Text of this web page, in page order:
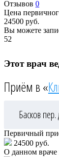
Отзывов 0
Цена
24500 руб.
Вы можете
52
Этот врач
Приём в «
Басков пер.
Первичный
24500 руб.
О данном враче